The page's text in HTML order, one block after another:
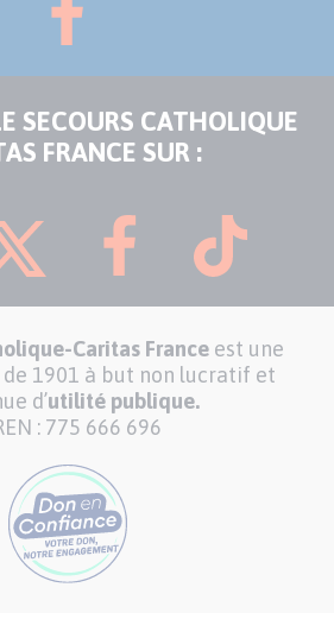
SECOURS CATHOLIQUE
FRANCE SUR :
Caritas France est une
1901 à but non lucratif et
d’utilité publique.
: 775 666 696